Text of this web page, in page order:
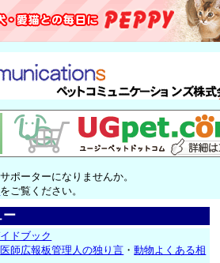
ポーターになりませんか。
をご覧ください。
ー
ドブック
師広報板管理人の独り言 ・動物よくある相